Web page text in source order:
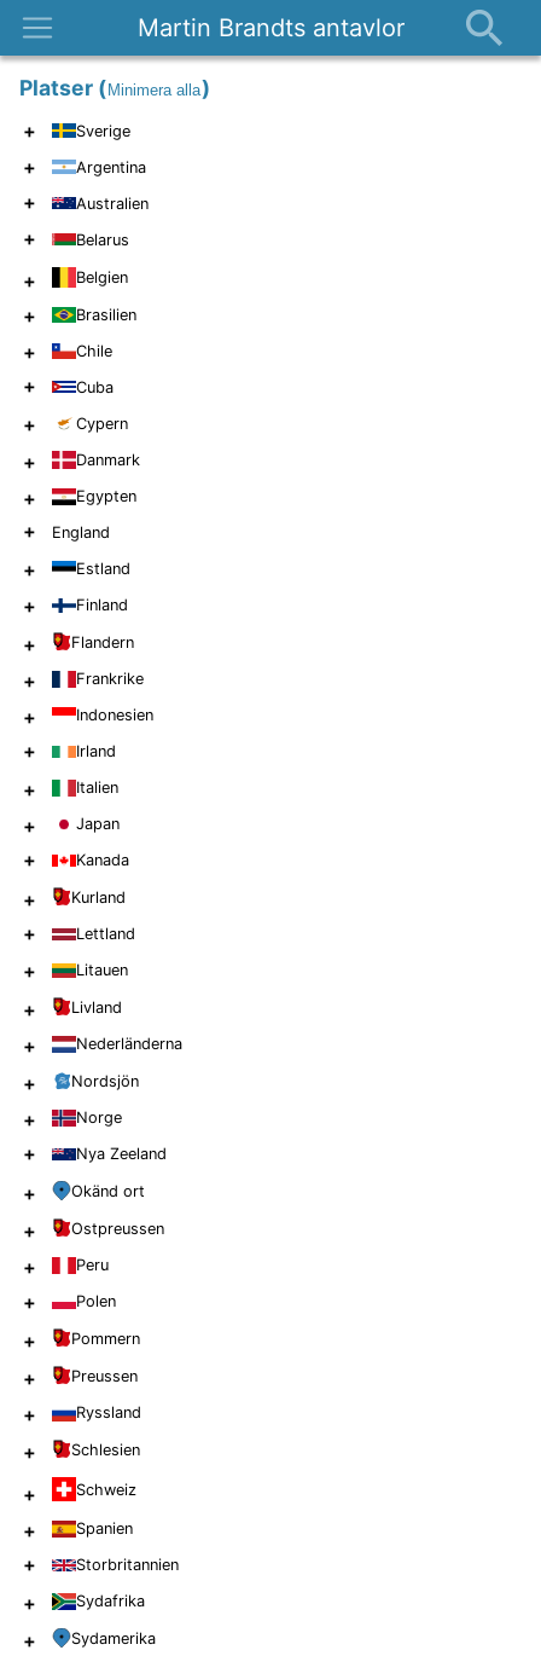
Martin Brandts antavlor
Platser
Om
Kontakt
Platser (Minimera alla)
+ Sverige
+ Argentina
+ Australien
+ Belarus
+ Belgien
+ Brasilien
+ Chile
+ Cuba
+ Cypern
+ Danmark
+ Egypten
+ England
+ Estland
+ Finland
+ Flandern
+ Frankrike
+ Indonesien
+ Irland
+ Italien
+ Japan
+ Kanada
+ Kurland
+ Lettland
+ Litauen
+ Livland
+ Nederländerna
+ Nordsjön
+ Norge
+ Nya Zeeland
+ Okänd ort
+ Ostpreussen
+ Peru
+ Polen
+ Pommern
+ Preussen
+ Ryssland
+ Schlesien
+ Schweiz
+ Spanien
+ Storbritannien
+ Sydafrika
+ Sydamerika